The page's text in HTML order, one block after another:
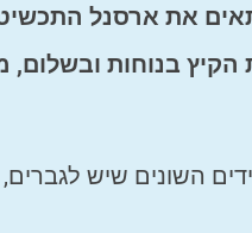
את ארסנל
הקיץ בנוחות
השונים שיש לגברים,